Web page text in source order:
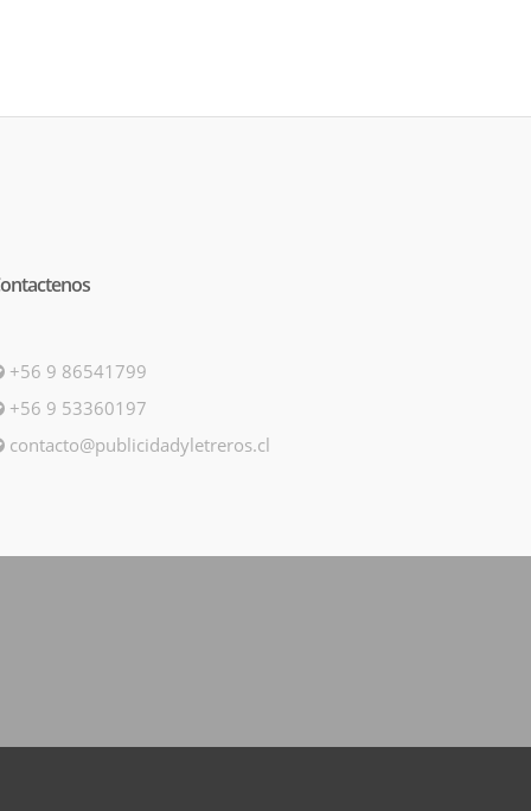
+56 9 86541799
+56 9 53360197
contacto@publicidadyletreros.cl